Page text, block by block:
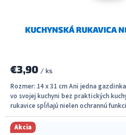
KUCHYNSKÁ RUKAVICA
€3,90 / ks
Rozmer: 14 x 31 cm Ani jedna
vo svojej kuchyni bez praktických
rukavice spĺňajú nielen ochrannú
Akcia